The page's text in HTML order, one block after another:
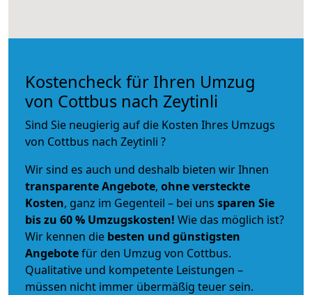
Kostencheck für Ihren Umzug
von Cottbus nach Zeytinli
Sind Sie neugierig auf die Kosten Ihres Umzugs
von Cottbus nach Zeytinli ?
Wir sind es auch und deshalb bieten wir Ihnen
transparente Angebote, ohne versteckte
Kosten, ganz im Gegenteil – bei uns sparen Sie
bis zu 60 % Umzugskosten! Wie das möglich ist?
Wir kennen die besten und günstigsten
Angebotefür den Umzug von Cottbus.
Qualitative und kompetente Leistungen –
müssen nicht immer übermäßig teuer sein.